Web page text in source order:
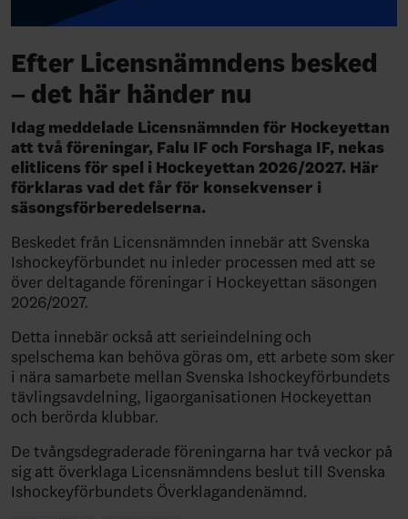
Efter Licensnämndens besked
– det här händer nu
Idag meddelade Licensnämnden för Hockeyettan
att två föreningar, Falu IF och Forshaga IF, nekas
elitlicens för spel i Hockeyettan 2026/2027. Här
förklaras vad det får för konsekvenser i
säsongsförberedelserna.
Beskedet från Licensnämnden innebär att Svenska
Ishockeyförbundet nu inleder processen med att se
över deltagande föreningar i Hockeyettan säsongen
2026/2027.
Detta innebär också att serieindelning och
spelschema kan behöva göras om, ett arbete som sker
i nära samarbete mellan Svenska Ishockeyförbundets
tävlingsavdelning, ligaorganisationen Hockeyettan
och berörda klubbar.
De tvångsdegraderade föreningarna har två veckor på
sig att överklaga Licensnämndens beslut till Svenska
Ishockeyförbundets Överklagandenämnd.